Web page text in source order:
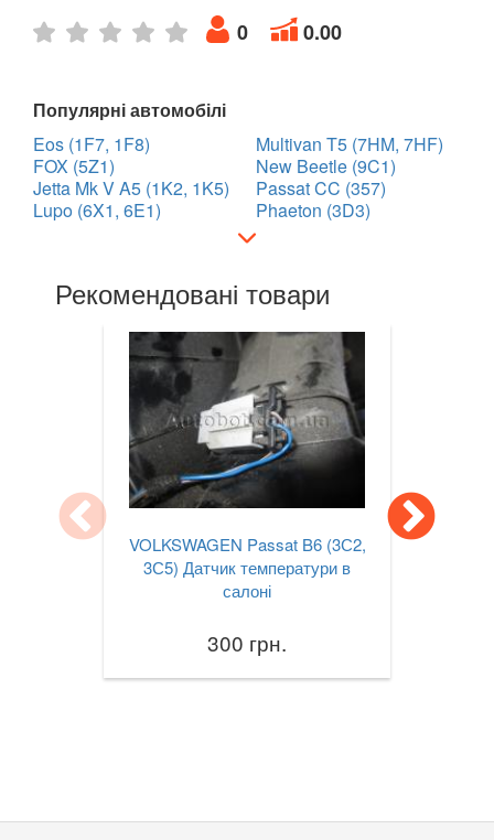
ID.3
ID.4
ID.5
Jetta Mk V A5 (1K2, 1K5)
Jetta Mk VI A6 (5C6)
Jetta Mk VII A7
Lupo (6X1, 6E1)
Multivan T5 (7HM, 7HF)
Passat B6 (3С2, 3С5)
Passat B7 (362, 365)
Passat B8 (3G2, 3G5)
Phaeton (3D1)
0 0.00
Популярні автомобілі
Eos (1F7, 1F8)
FOX (5Z1)
Jetta Mk V A5 (1K2, 1K5)
Lupo (6X1, 6E1)
Multivan T5 (7HM, 7HF)
New Beetle (9C1)
Passat CC (357)
Phaeton (3D3)
Рекомендовані товари
VOLKSWAGEN Passat B6 (3С2,
3С5) Датчик температури в
салоні
300 грн.